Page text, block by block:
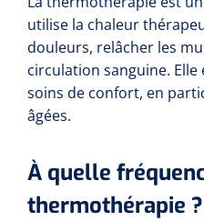
utilise la chaleur
douleurs, relâcher les
circulation sanguine. Elle
soins de confort, en
âgées.
À quelle
thermothérapie ?